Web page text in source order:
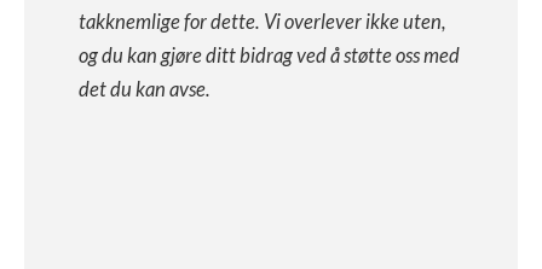
takknemlige for dette. Vi overlever ikke uten,
og du kan gjøre ditt bidrag ved å støtte oss med
det du kan avse.